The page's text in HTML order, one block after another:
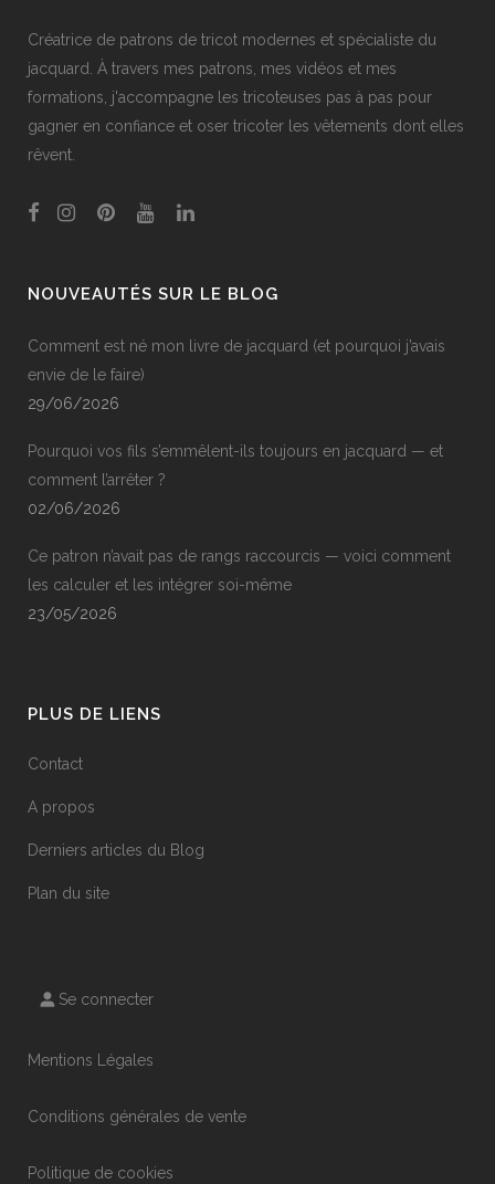
Créatrice de patrons de tricot modernes et spécialiste du
jacquard. À travers mes patrons, mes vidéos et mes
formations, j'accompagne les tricoteuses pas à pas pour
gagner en confiance et oser tricoter les vêtements dont elles
rêvent.
NOUVEAUTÉS SUR LE BLOG
Comment est né mon livre de jacquard (et pourquoi j’avais
envie de le faire)
29/06/2026
Pourquoi vos fils s’emmêlent-ils toujours en jacquard — et
comment l’arrêter ?
02/06/2026
Ce patron n’avait pas de rangs raccourcis — voici comment
les calculer et les intégrer soi-même
23/05/2026
PLUS DE LIENS
Contact
A propos
Derniers articles du Blog
Plan du site
Se connecter
Mentions Légales
Conditions générales de vente
Politique de cookies